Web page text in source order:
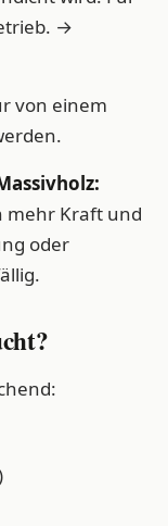
→
von einem
mehr Kraft und
oder